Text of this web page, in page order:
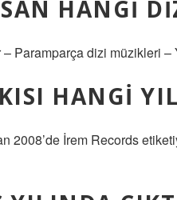
HANGI
Paramparça dizi müzikleri –
HANGI
2008’de İrem Records